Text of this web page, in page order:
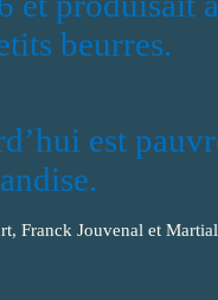
beurres.
est
Franck Jouvenal et